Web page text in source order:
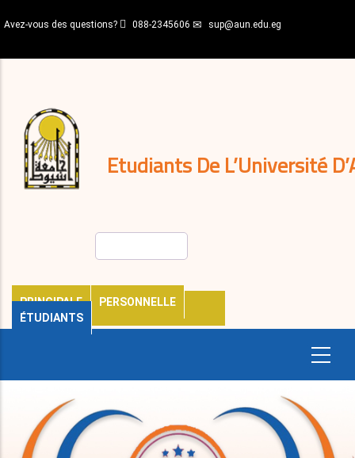
au
principal
Avez-vous des questions? 088-2345606 sup@aun.edu.eg
Etudiants De L’Université
PRINCIPALE
PERSONNELLE
ÉTUDIANTS
décisions
Expatriés
Journal